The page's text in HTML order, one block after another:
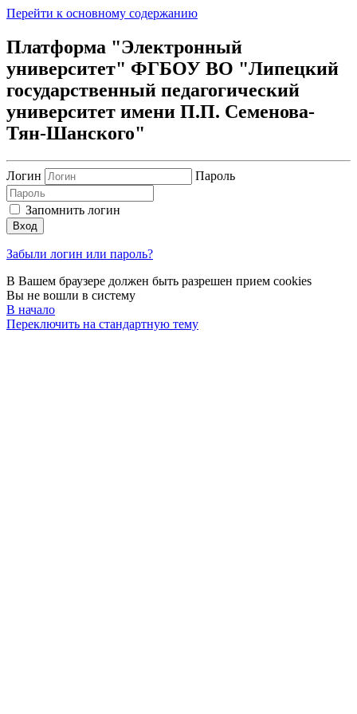
Перейти к основному содержанию
Платформа "Электронный
университет" ФГБОУ ВО "Липецкий
государственный педагогический
университет имени П.П. Семенова-
Тян-Шанского"
Логин Пароль
Запомнить логин
Вход
Забыли логин или пароль?
В Вашем браузере должен быть разрешен прием cookies
Вы не вошли в систему
В начало
Переключить на стандартную тему